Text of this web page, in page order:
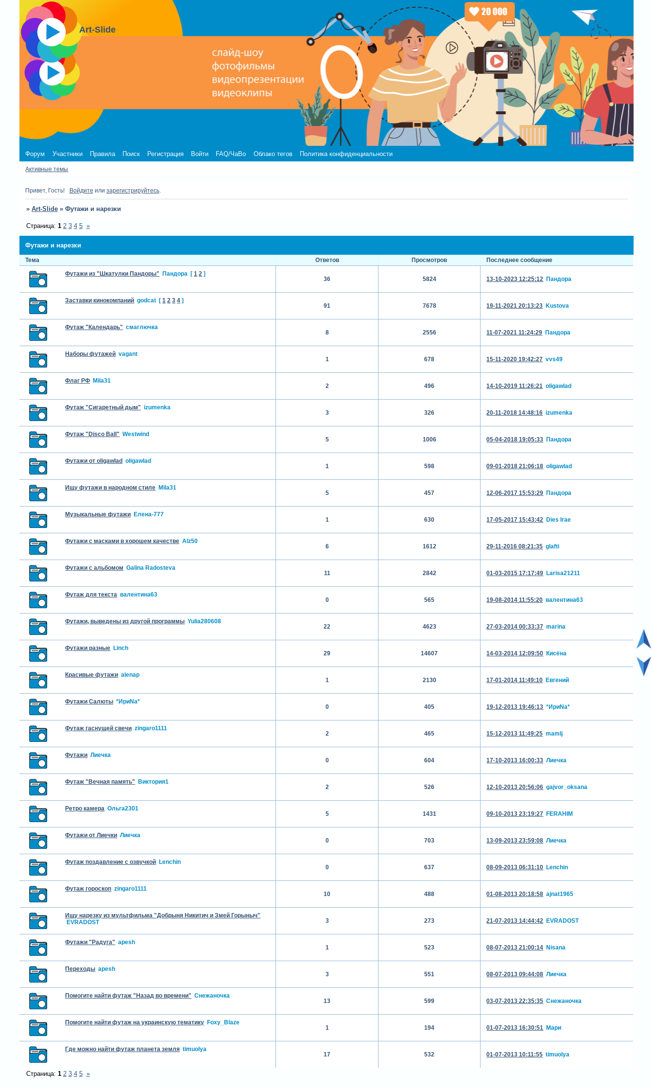
Art-Slide
Форум Участники Правила Поиск Регистрация Войти FAQ/ЧаВо Облако тегов Политика конфиденциальности
Активные темы
Привет, Гость! Войдите или зарегистрируйтесь.
» Art-Slide » Футажи и нарезки
Футажи и нарезки
Страница: 1 2 3 4 5 »
Тема Ответов Просмотров
Последнее сообщение
Футажи из "Шкатулки Пандоры" Пандора [ 1 2 ]
36 5824 13-10-2023 12:25:12 Пандора
Заставки кинокомпаний godcat [ 1 2 3 4 ]
91 7678 19-11-2021 20:13:23 Kustova
Футаж "Календарь" смаглючка
8 2556 11-07-2021 11:24:29 Пандора
Наборы футажей vagant
1 678 15-11-2020 19:42:27 vvs49
Флаг РФ Mila31
2 496 14-10-2019 11:26:21 oligawlad
Футаж "Сигаретный дым" izumenka
3 326 20-11-2018 14:48:16 izumenka
Футаж "Disco Ball" Westwind
5 1006 05-04-2018 19:05:33 Пандора
Футажи от oligawlad oligawlad
1 598 09-01-2018 21:06:18 oligawlad
Ищу футажи в народном стиле Mila31
5 457 12-06-2017 15:53:29 Пандора
Музыкальные футажи Елена-777
1 630 17-05-2017 15:43:42 Dies Irae
Футажи с масками в хорошем качестве Alz50
6 1612 29-11-2016 08:21:35 glafti
Футажи с альбомом Galina Radosteva
11 2842 01-03-2015 17:17:49 Larisa21211
Футаж для текста валентина63
0 565 19-08-2014 11:55:20 валентина63
Футажи, выведены из другой программы Yulia280608
22 4623 27-03-2014 00:33:37 marina
Футажи разные Linch
29 14607 14-03-2014 12:09:50 Кисёна
Красивые футажи alenap
1 2130 17-01-2014 11:49:10 Евгений
Футажи Салюты *ИриNа*
0 405 19-12-2013 19:46:13 *ИриNа*
Футаж гаснущей свечи zingaro1111
2 465 15-12-2013 11:49:25 mamlj
Футажи Лиечка
0 604 17-10-2013 16:00:33 Лиечка
Футаж "Вечная память" Виктория1
2 526 12-10-2013 20:56:06 gajvor_oksana
Ретро камера Ольга2301
5 1431 09-10-2013 23:19:27 FERAHIM
Футажи от Лиечки Лиечка
0 703 13-09-2013 23:59:08 Лиечка
Футаж поздавление с озвучкой Lenchin
0 637 08-09-2013 06:31:10 Lenchin
Футаж гороскоп zingaro1111
10 488 01-08-2013 20:18:58 ajnat1965
Ищу нарезку из мультфильма "Добрыня Никитич и Змей Горыныч"
EVRADOST
3 273 21-07-2013 14:44:42 EVRADOST
Футажи "Радуга" apesh
1 523 08-07-2013 21:00:14 Nisana
Переходы apesh
3 551 08-07-2013 09:44:08 Лиечка
Помогите найти футаж "Назад во времени" Снежаночка
13 599 03-07-2013 22:35:35 Снежаночка
Помогите найти футаж на украинскую тематику Foxy_Blaze
1 194 01-07-2013 16:30:51 Мари
Где можно найти футаж планета земля timuolya
17 532 01-07-2013 10:11:55 timuolya
Страница: 1 2 3 4 5 »